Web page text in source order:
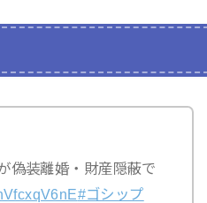
偽装離婚・財産隠蔽で
#ゴシップ